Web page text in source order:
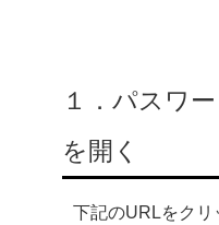
１．パスワ
を開く
下記のURLをクリ